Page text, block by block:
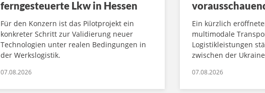
ferngesteuerte Lkw in Hessen
Für den Konzern ist das Pilotprojekt ein
konkreter Schritt zur Validierung neuer
Technologien unter realen Bedingungen in
der Werkslogistik.
07.08.2026
Ein kürzlich
multimodale
Logistikleistungen
zwischen der
07.08.2026